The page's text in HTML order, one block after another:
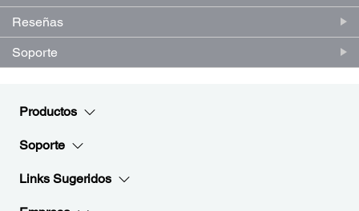
Reseñas
Soporte
Productos
Soporte
Links Sugeridos